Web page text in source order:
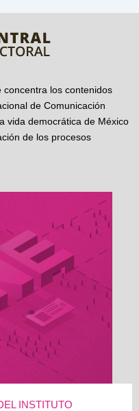
concentra los contenidos
de Comunicación
vida democrática de México
de los procesos
INSTITUTO